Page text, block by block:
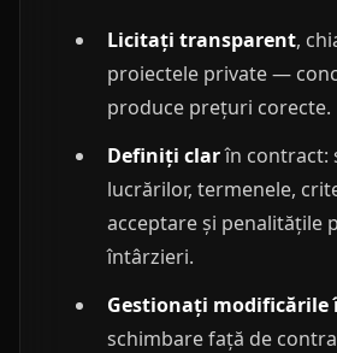
Licitați transparent,
proiectele private —
produce prețuri corecte.
Definiți clarîn contract:
lucrărilor, termenele,
acceptare și penalitățile
întârzieri.
Gestionați modificările
schimbare față de